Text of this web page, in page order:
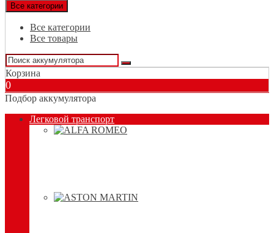
Все категории
Все категории
Все товары
Корзина
0
Подбор аккумулятора
Легковой транспорт